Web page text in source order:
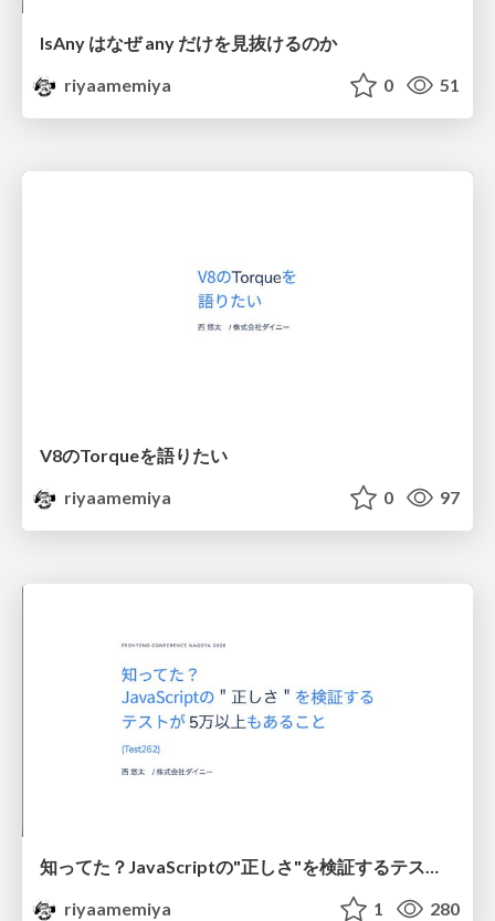
IsAny はなぜ any だけを見抜けるのか
riyaamemiya
0 51
V8のTorqueを語りたい
riyaamemiya
0 97
知ってた？JavaScriptの"正しさ"を検証するテストが5万以上もあること(Test262)
riyaamemiya
1 280